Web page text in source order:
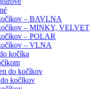
– BAVLNA
– MINKY, VELVET
– POLAR
– VLNA
kočíka
do kočíkov
kočíkov